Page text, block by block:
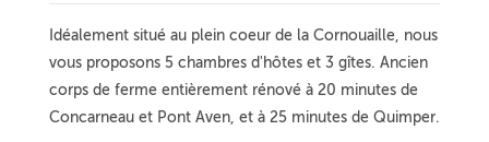
Idéalement situé au plein coeur de la Cornouaille, nous
vous proposons 5 chambres d'hôtes et 3 gîtes. Ancien
corps de ferme entièrement rénové à 20 minutes de
Concarneau et Pont Aven, et à 25 minutes de Quimper.